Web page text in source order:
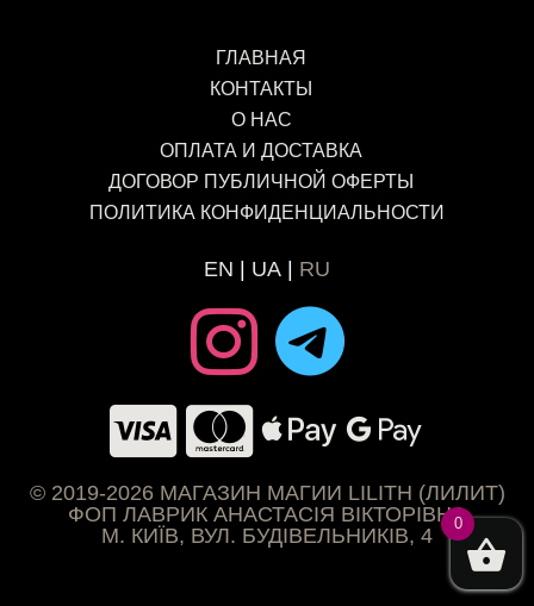
ГЛАВНАЯ
КОНТАКТЫ
О НАС
ОПЛАТА И ДОСТАВКА
ДОГОВОР ПУБЛИЧНОЙ ОФЕРТЫ
ПОЛИТИКА КОНФИДЕНЦИАЛЬНОСТИ
EN UA RU
© 2019-2026 МАГАЗИН МАГИИ LILITH (ЛИЛИТ)
ФОП ЛАВРИК АНАСТАСІЯ ВІКТОРІВНА
М. КИЇВ, ВУЛ. БУДІВЕЛЬНИКІВ, 4
0